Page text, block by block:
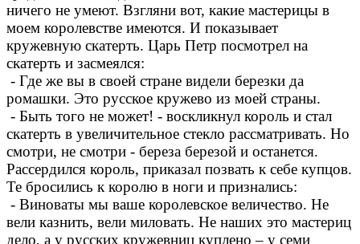
ничего не умеют. Взгляни вот, какие мастерицы в
моем королевстве имеются. И показывает
кружевную скатерть. Царь Петр посмотрел на
скатерть и засмеялся:
- Где же вы в своей стране видели березки да
ромашки. Это русское кружево из моей страны.
- Быть того не может! - воскликнул король и стал
скатерть в увеличительное стекло рассматривать. Но
смотри, не смотри - береза березой и останется.
Рассердился король, приказал позвать к себе купцов.
Те бросились к королю в ноги и признались:
- Виноваты мы ваше королевское величество. Не
вели казнить, вели миловать. Не наших это мастериц
дело, а у русских кружевниц куплено – у семи